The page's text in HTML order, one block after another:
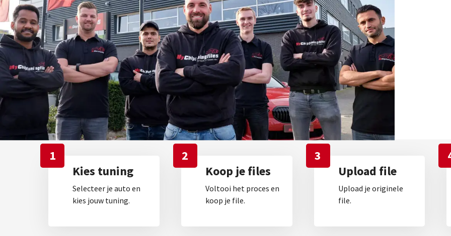
1
Kies tuning
Selecteer je auto en
kies jouw tuning.
2
Koop je files
Voltooi het proces en
koop je file.
3
Upload file
Upload je originele
file.